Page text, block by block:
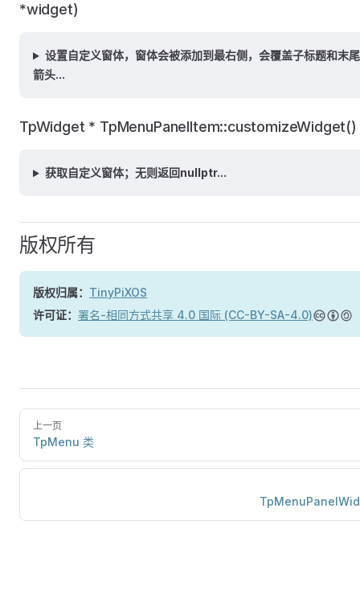
*widget)
设置自定义窗体，窗体会被添加到最右侧，会覆盖子标题和末尾
箭头...
TpWidget * TpMenuPanelItem::customizeWidget()
获取自定义窗体；无则返回nullptr...
版权所有
版权归属： TinyPiXOS
许可证： 署名-相同方式共享 4.0 国际 (CC-BY-SA-4.0)
上一页
TpMenu 类